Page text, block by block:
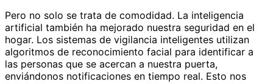
Pero no solo se trata de comodidad. La inteligencia
artificial también ha mejorado nuestra seguridad en el
hogar. Los sistemas de vigilancia inteligentes utilizan
algoritmos de reconocimiento facial para identificar a
las personas que se acercan a nuestra puerta,
enviándonos notificaciones en tiempo real. Esto nos